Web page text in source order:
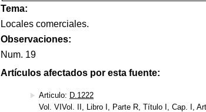
Tema:
Locales comerciales.
Observaciones:
Num. 19
Artículos afectados por esta fuente:
Articulo: D.1222
Vol. VIVol. II, Libro I, Parte R, Título I, Cap. I,